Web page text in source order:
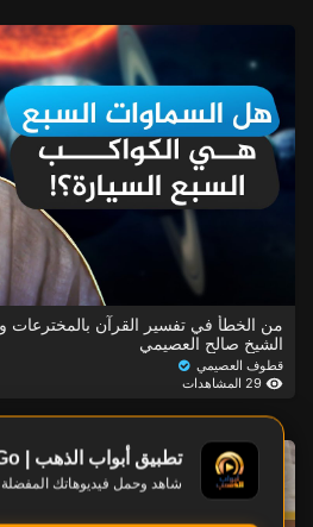
من الخطأ في تفسير القرآن بالمخترعات
الشيخ صالح العصيمي
قطوف العصيمي
تطبيق أبواب الذهب | AbwabGo
شاهد وحمل فيديوهاتك